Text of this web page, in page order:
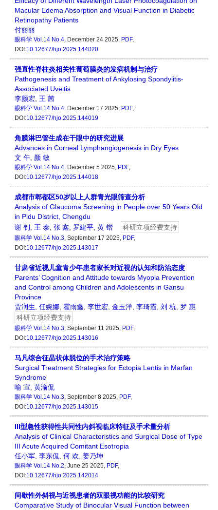
Macular Edema Absorption and Visual Function in Diabetic
Retinopathy Patients
付丽丽
眼科学 Vol.14 No.4, December 24 2025, PDF,
DOI:10.12677/hjo.2025.144020
强直性脊柱炎相关性葡萄膜炎的发病机制与治疗
Pathogenesis and Treatment of Ankylosing Spondylitis-
Associated Uveitis
李颜宏 王 茜
眼科学 Vol.14 No.4, December 17 2025, PDF,
DOI:10.12677/hjo.2025.144019
角膜淋巴管生成在干眼中的研究进展
Advances in Corneal Lymphangiogenesis in Dry Eyes
文 午 颜 敏
眼科学 Vol.14 No.4, December 5 2025, PDF,
DOI:10.12677/hjo.2025.144018
成都市郫都区50岁以上人群青光眼筛查分析
Analysis of Glaucoma Screening in People over 50 Years Old
in Pidu District, Chengdu
谢 钊
王 泰 张 鑫 罗建平 黄 锴 科研立项经费支持
眼科学 Vol.14 No.3, September 17 2025, PDF,
DOI:10.12677/hjo.2025.143017
甘肃省近视儿童青少年患者家长对近视的认知和防治态度
Parents’ Cognition and Attitude towards Myopia Prevention
and Control among Children and Adolescents in Gansu
Province
贾润生 任婉娜 霍雨鑫 李世宏 金玉洋 李琦霞 刘 杭 罗 惠
科研立项经费支持
眼科学 Vol.14 No.3, September 11 2025, PDF,
DOI:10.12677/hjo.2025.143016
马凡综合征晶状体脱位的手术治疗策略
Surgical Treatment Strategies for Ectopia Lentis in Marfan
Syndrome
喻 宣 黄渝侃
眼科学 Vol.14 No.3, September 8 2025, PDF,
DOI:10.12677/hjo.2025.143015
III型急性获得性共同性内斜视临床特征及手术量分析
Analysis of Clinical Characteristics and Surgical Dose of Type
III Acute Acquired Comitant Esotropia
任小军 李东侃 何 欢 姜乃坤
眼科学 Vol.14 No.2, June 25 2025, PDF,
DOI:10.12677/hjo.2025.142014
间歇性外斜视与近视患者的双眼视功能的比较研究
Comparative Study of Binocular Visual Function between